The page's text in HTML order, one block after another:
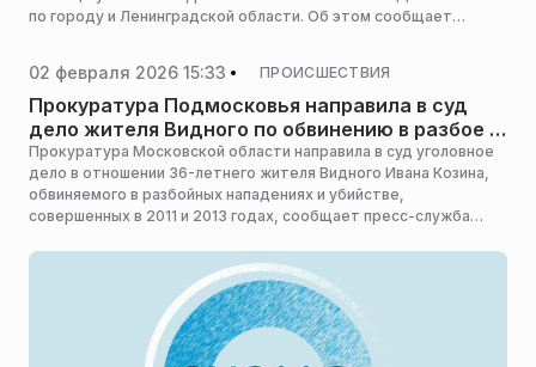
по городу и Ленинградской области. Об этом сообщает
02 февраля 2026 15:33 ПРОИСШЕСТВИЯ
Прокуратура Подмосковья направила в суд
дело жителя Видного по обвинению в разбое и
убийстве
Прокуратура Московской области направила в суд уголовное
дело в отношении 36-летнего жителя Видного Ивана Козина,
обвиняемого в разбойных нападениях и убийстве,
совершенных в 2011 и 2013 годах, сообщает пресс-служба